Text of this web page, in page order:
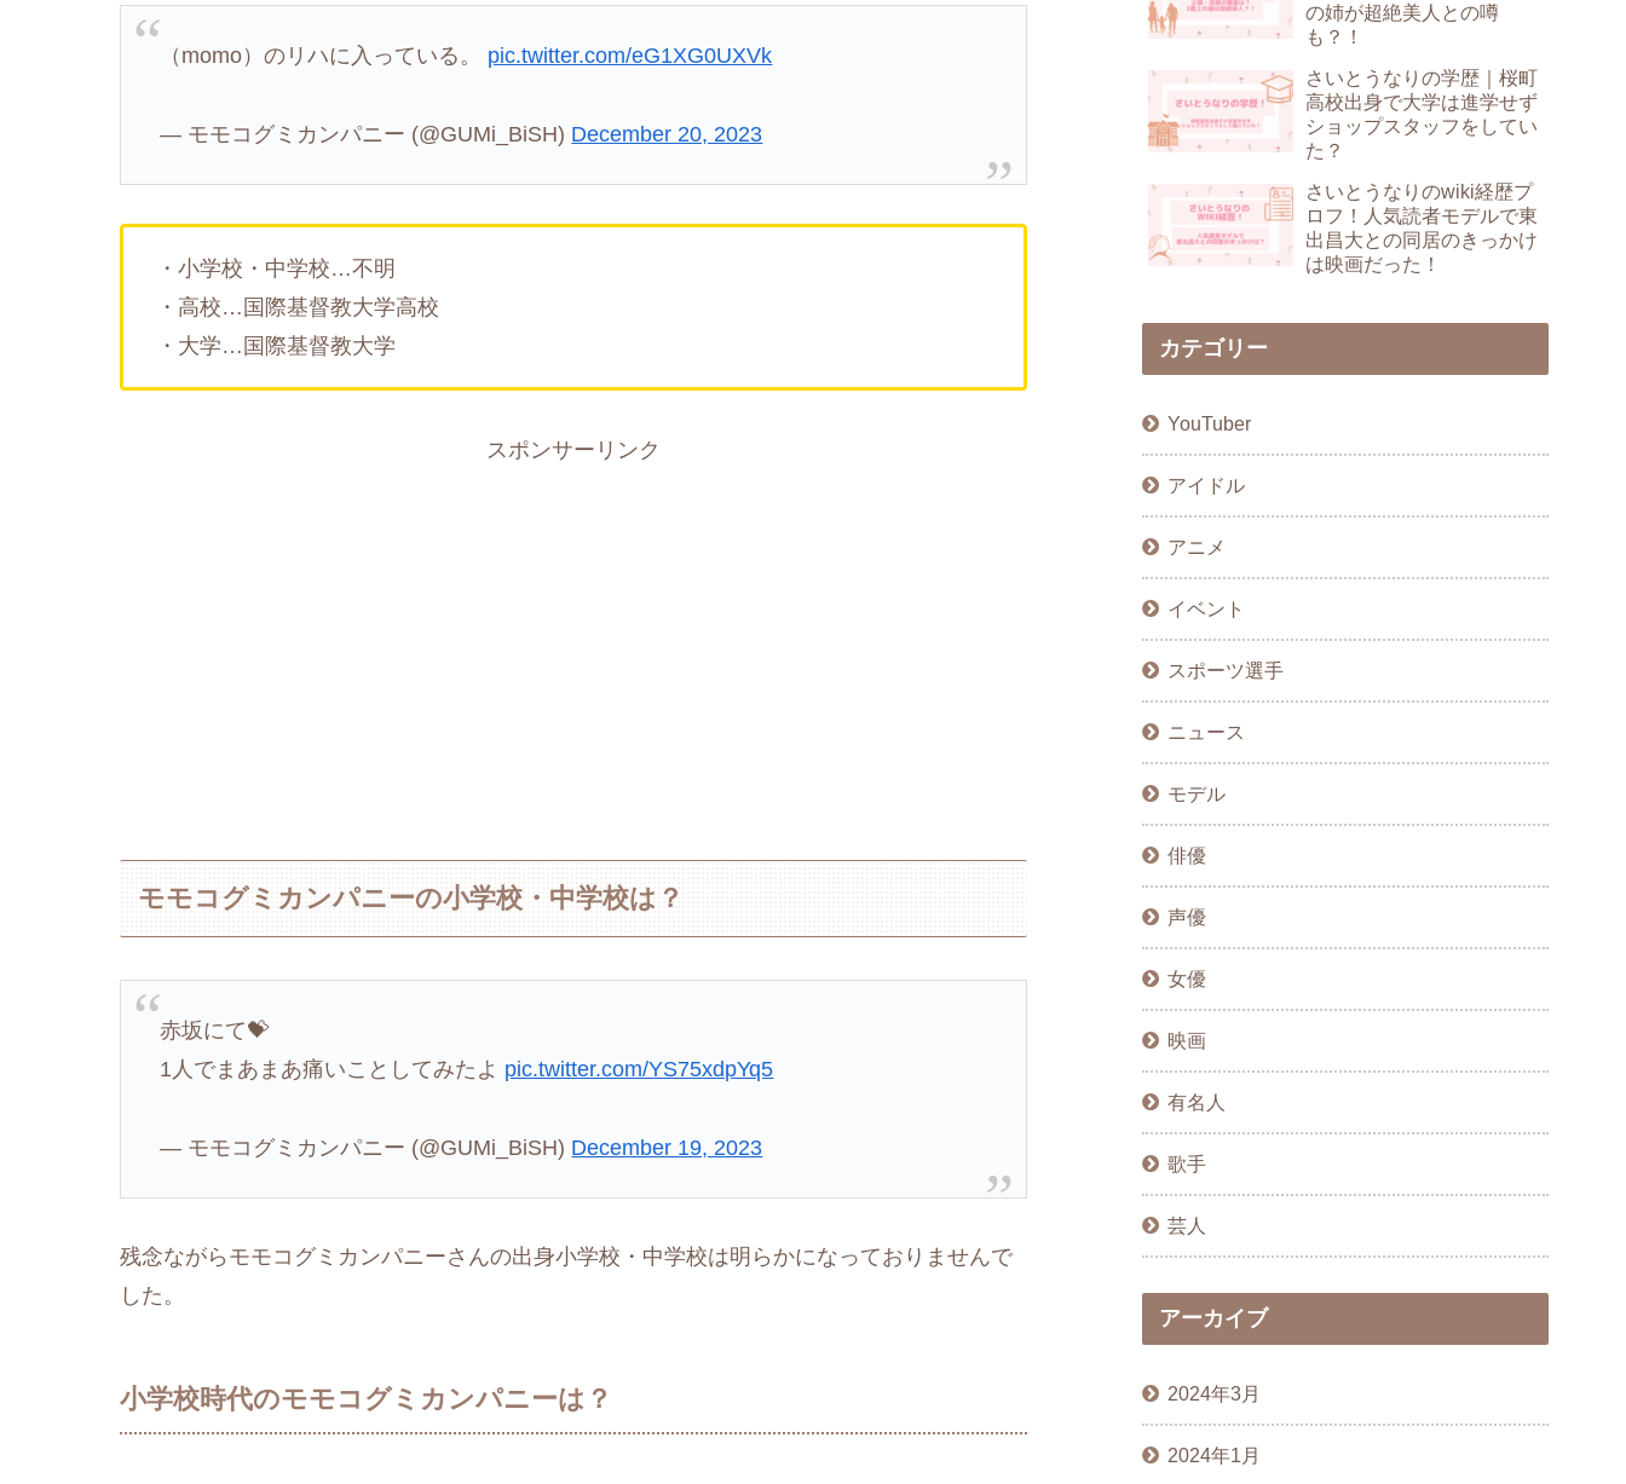
（momo）のリハに入っている。 pic.twitter.com/eG1XG0UXVk
— モモコグミカンパニー (@GUMi_BiSH) December 20, 2023
・小学校・中学校…不明
・高校…国際基督教大学高校
・大学…国際基督教大学
スポンサーリンク
モモコグミカンパニーの小学校・中学校は？
赤坂にて💝
1人でまあまあ痛いことしてみたよ pic.twitter.com/YS75xdpYq5
— モモコグミカンパニー (@GUMi_BiSH) December 19, 2023
残念ながらモモコグミカンパニーさんの出身小学校・中学校は明らかになっておりませんで
した。
小学校時代のモモコグミカンパニーは？
の姉が超絶美人との噂
も？！
さいとうなりの学歴｜桜町
高校出身で大学は進学せず
ショップスタッフをしてい
た？
さいとうなりのwiki経歴プ
ロフ！人気読者モデルで東
出昌大との同居のきっかけ
は映画だった！
カテゴリー
YouTuber
アイドル
アニメ
イベント
スポーツ選手
ニュース
モデル
俳優
声優
女優
映画
有名人
歌手
芸人
アーカイブ
2024年3月
2024年1月